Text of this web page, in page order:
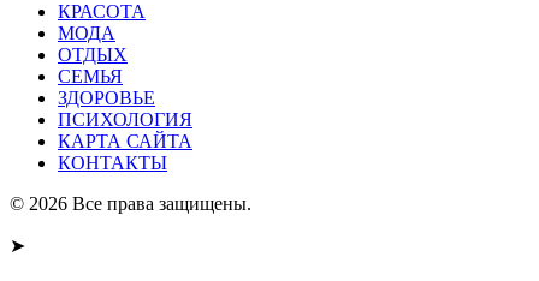
КРАСОТА
МОДА
ОТДЫХ
СЕМЬЯ
ЗДОРОВЬЕ
ПСИХОЛОГИЯ
КАРТА САЙТА
КОНТАКТЫ
© 2026 Все права защищены.
➤